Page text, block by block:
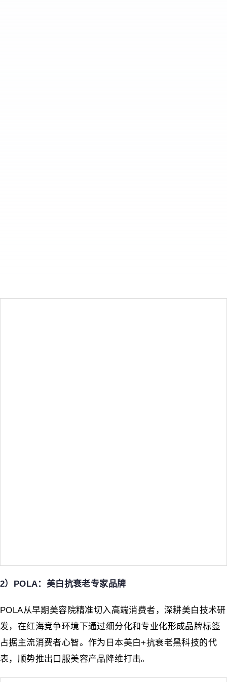
2）POLA：美白抗衰老专家品牌
POLA从早期美容院精准切入高端消费者，深耕美白技术研
发，在红海竞争环境下通过细分化和专业化形成品牌标签
占据主流消费者心智。作为日本美白+抗衰老黑科技的代
表，顺势推出口服美容产品降维打击。